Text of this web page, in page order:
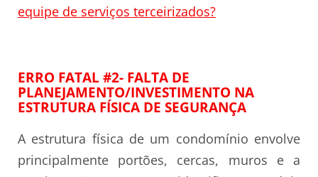
equipe de serviços terceirizados?
ERRO FATAL #2- FALTA DE
PLANEJAMENTO/INVESTIMENTO NA
ESTRUTURA FÍSICA DE SEGURANÇA
A estrutura física de um condomínio envolve
principalmente portões, cercas, muros e a